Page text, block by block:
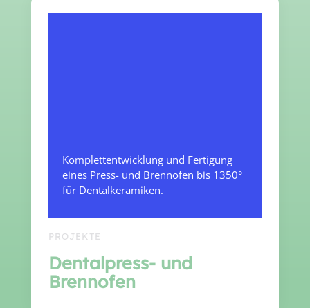
Komplettentwicklung und Fertigung
eines Press- und Brennofen bis 1350°
für Dentalkeramiken.
PROJEKTE
Dentalpress- und
Brennofen